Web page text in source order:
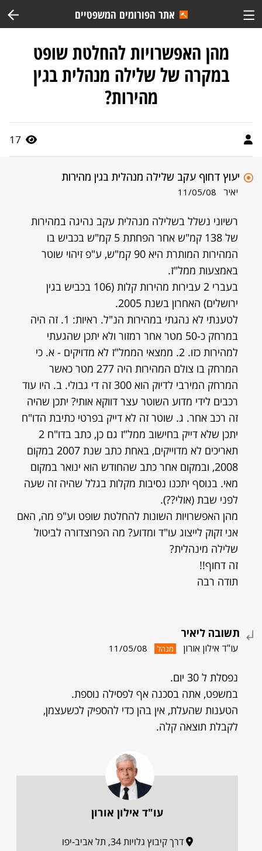
אתר הפורומים המשפטיים
מהן האפשרויות להחלטת שופט
במקרה של שלילה מנהלית בגין
מהירות?
17
יעוץ דחוף עקב שלילה מנהלית בגין מהירות
יאיר 11/05/08
רשיוני נשלל בשלילה מנהלית עקב נהיגה במהירות
של 138 קמ"ש אחר הפחתת 5 קמ"ש בכביש בו
המהירות המותרת היא 90 קמ"ש, ע"פ זיהוי שוטר
באמצעות ממל"ז.
בעברי 2 עבירות מהירות קלות (106 בכביש בגין
ירושלים) האחרון בשנת 2005.
לטענתי לא נהגתי במהירות הנ"ל. ראיות: 1. זה היה
במרחק כ-50 מטר אחר רמזור ולא יתכן שהגעתי
למהירות כזו. 2. ממצאי הממל"ז לא מדויקים - א. כי
המרחק בו צולם המהירות היה 277 מטר כאשר
המרחק המירבי לדיוק הוא 300 זה די גבולי. ב. היו עוד
רכבים לידי מדוע השוטר עצר דווקא אותי? יתכן שהיה
זה רכב אחר. ג. שוטר זה לא דייק בפרטי כתיבת הדו"ח
יתכן שלא דייק בחישוב ממל"ז גם כן, כתב בדו"ח 2
תאריכים לא מדוייקים, באחת כתב שנת 2007 במקום
2008, ובמקום אחר כתב שהחודש הוא ינואר במקום
מאי. בנוסף יתכנו נסיבות מקלות בגלל שהיה זה שעה
לפני שבת (אולי??).
מהן האפשרויות השונות להחלטת שופט וע"פ מה, האם
אני זקוק לייצוג עו"ד ומדוע? מה הפרוצדורה לביטול
שלילה מינהלית?
זה דחוף!!
תודה רבה
תשובה ליאיר
עו"ד אילון אורון מנהל 11/05/08
נפסלת ל 30 יום.
במשפט, אתה בסכנה אף לפסילה נוספת.
הטענות שהעלת, אין בהן כדי להספיק לכשעצמן,
לקבלת תוצאה קלה.
עו"ד אילון אורון
דרך קיבוץ גלויות 34, תל אביב-יפו